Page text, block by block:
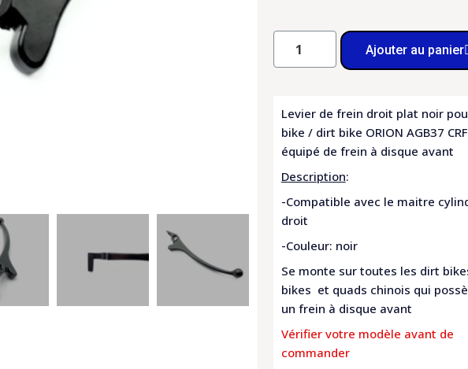
Ajouter au panier
Levier de frein droit plat noir
bike / dirt bike ORION AGB37
équipé de frein à disque avant
Description:
-Compatible avec le maitre
droit
-Couleur: noir
Se monte sur toutes les dirt
bikes et quads chinois qui
un frein à disque avant
Vérifier votre modèle avant de
commander